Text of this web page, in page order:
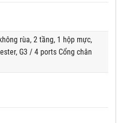
rùa, 2 tầng, 1 hộp mực,
G3 / 4 ports Cổng chân